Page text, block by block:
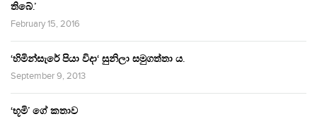
තිබේ.’
February 15, 2016
‘හිමින්සැරේ පියා විදා‘ සුනිලා සමුගත්තා ය.
September 9, 2013
‘භූමි’ ගේ කතාව